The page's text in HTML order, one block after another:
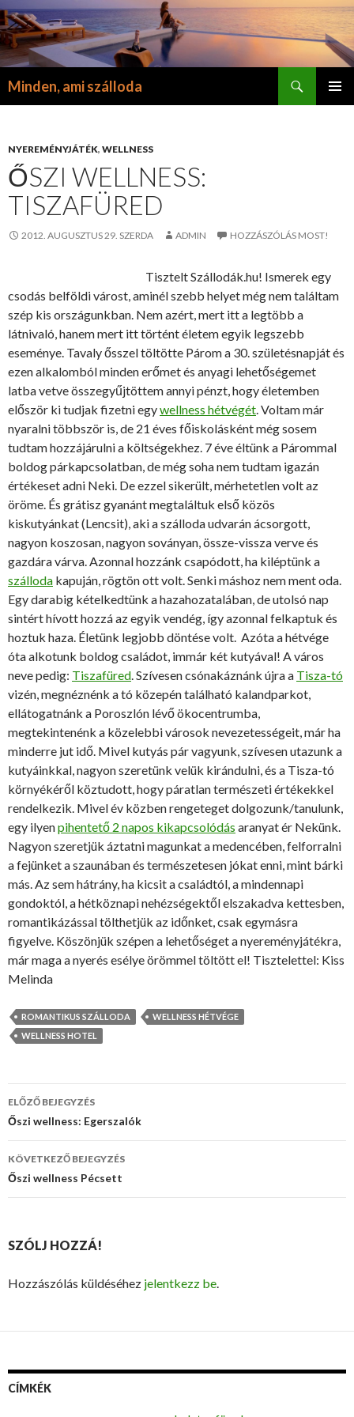
Minden, ami szálloda
NYEREMÉNYJÁTÉK, WELLNESS
ŐSZI WELLNESS:
TISZAFÜRED
2012. AUGUSZTUS 29. SZERDA ADMIN HOZZÁSZÓLÁS MOST!
Tisztelt Szállodák.hu! Ismerek egy
csodás belföldi várost, aminél szebb helyet még nem találtam
szép kis országunkban. Nem azért, mert itt a legtöbb a
látnivaló, hanem mert itt történt életem egyik legszebb
eseménye. Tavaly ősszel töltötte Párom a 30. születésnapját és
ezen alkalomból minden erőmet és anyagi lehetőségemet
latba vetve összegyűjtöttem annyi pénzt, hogy életemben
először ki tudjak fizetni egywellness hétvégét. Voltam már
nyaralni többször is, de 21 éves főiskolásként még sosem
tudtam hozzájárulni a költségekhez. 7 éve éltünk a Párommal
boldog párkapcsolatban, de még soha nem tudtam igazán
értékeset adni Neki. De ezzel sikerült, mérhetetlen volt az
öröme. És grátisz gyanánt megtaláltuk első közös
kiskutyánkat (Lencsit), aki a szálloda udvarán ácsorgott,
nagyon koszosan, nagyon soványan, össze-vissza verve és
gazdára várva. Azonnal hozzánk csapódott, ha kiléptünk a
szálloda kapuján, rögtön ott volt. Senki máshoz nem ment oda.
Egy darabig kételkedtünk a hazahozatalában, de utolsó nap
sintért hívott hozzá az egyik vendég, így azonnal felkaptuk és
hoztuk haza. Életünk legjobb döntése volt. Azóta a hétvége
óta alkotunk boldog családot, immár két kutyával! A város
neve pedig: Tiszafüred. Szívesen csónakáznánk újra a Tisza-tó
vizén, megnéznénk a tó közepén található kalandparkot,
ellátogatnánk a Poroszlón lévő ökocentrumba,
megtekintenénk a közelebbi városok nevezetességeit, már ha
minderre jut idő. Mivel kutyás pár vagyunk, szívesen utazunk a
kutyáinkkal, nagyon szeretünk velük kirándulni, és a Tisza-tó
környékéről köztudott, hogy páratlan természeti értékekkel
rendelkezik. Mivel év közben rengeteget dolgozunk/tanulunk,
egy ilyenpihentető 2 napos kikapcsolódás aranyat ér Nekünk.
Nagyon szeretjük áztatni magunkat a medencében, felforralni
a fejünket a szaunában és természetesen jókat enni, mint bárki
más. Az sem hátrány, ha kicsit a családtól, a mindennapi
gondoktól, a hétköznapi nehézségektől elszakadva kettesben,
romantikázással tölthetjük az időnket, csak egymásra
figyelve. Köszönjük szépen a lehetőséget a nyereményjátékra,
már maga a nyerés esélye örömmel töltött el! Tisztelettel: Kiss
Melinda
ROMANTIKUS SZÁLLODA
WELLNESS HÉTVÉGE
WELLNESS HOTEL
Bejegyzés
navigáció
ELŐZŐ BEJEGYZÉS
Őszi wellness: Egerszalók
KÖVETKEZŐ BEJEGYZÉS
Őszi wellness Pécsett
SZÓLJ HOZZÁ!
Hozzászólás küldéséhez jelentkezz be.
CÍMKÉK